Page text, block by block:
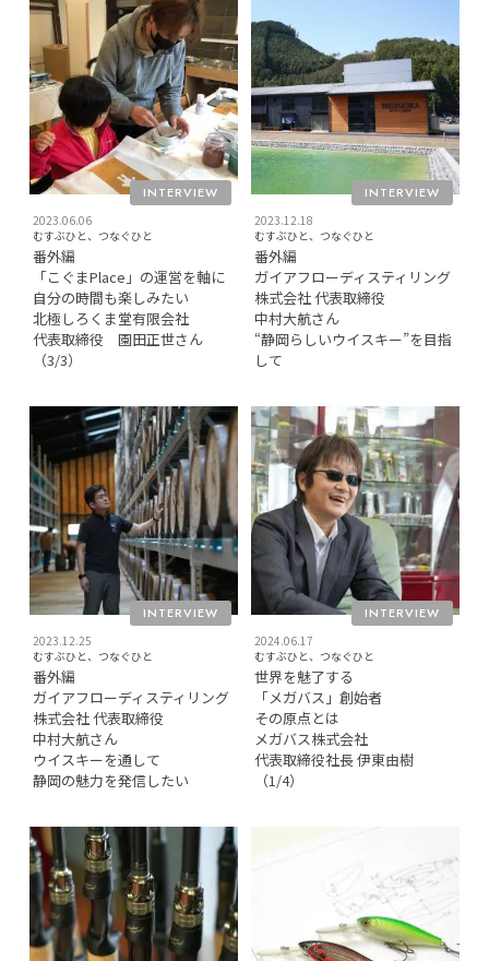
2023.06.06
INTERVIEW
むすぶひと、つなぐひと
番外編
「こぐまPlace」の運営を軸に
自分の時間も楽しみたい
北極しろくま堂有限会社
代表取締役 園田正世さん
（3/3）
2023.12.18
INTERVIEW
むすぶひと、つなぐひと
番外編
ガイアフローディスティリング
株式会社 代表取締役
中村大航さん
“静岡らしいウイスキー”を目指
して
2023.12.25
INTERVIEW
むすぶひと、つなぐひと
番外編
ガイアフローディスティリング
株式会社 代表取締役
中村大航さん
ウイスキーを通して
静岡の魅力を発信したい
2024.06.17
INTERVIEW
むすぶひと、つなぐひと
世界を魅了する
「メガバス」創始者
その原点とは
メガバス株式会社
代表取締役社長 伊東由樹
（1/4）